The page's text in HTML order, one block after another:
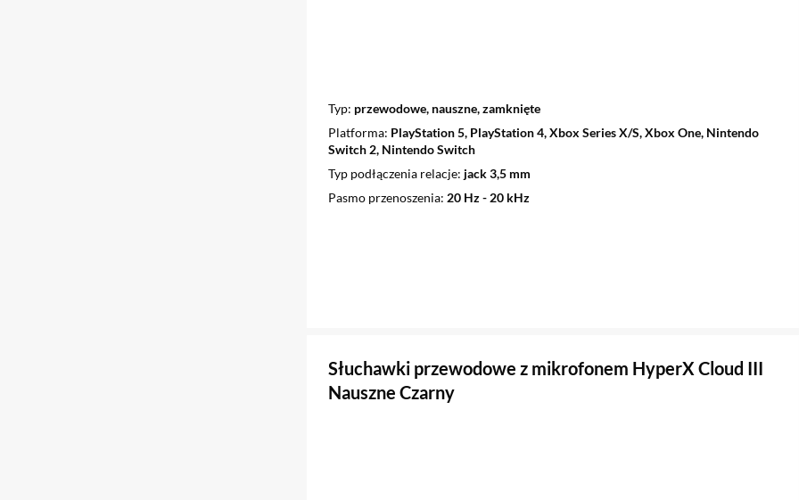
Typ przewodowe, nauszne, zamknięte
Platforma PlayStation 5, PlayStation 4, Xbox Series X/S, Xbox One, Nintendo
Switch 2, Nintendo Switch
Typ podłączenia relacje jack 3,5 mm
Pasmo przenoszenia 20 Hz - 20 kHz
Słuchawki przewodowe z mikrofonem HyperX Cloud III
Nauszne Czarny